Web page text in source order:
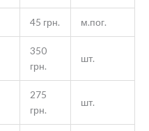
45 грн. м.пог.
350
грн.
шт.
275
грн.
шт.